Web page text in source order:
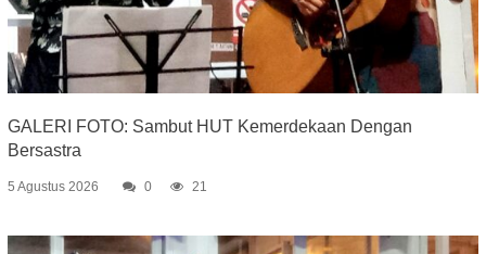
GALERI FOTO: Sambut HUT Kemerdekaan Dengan
Bersastra
5 Agustus 2026 0 21